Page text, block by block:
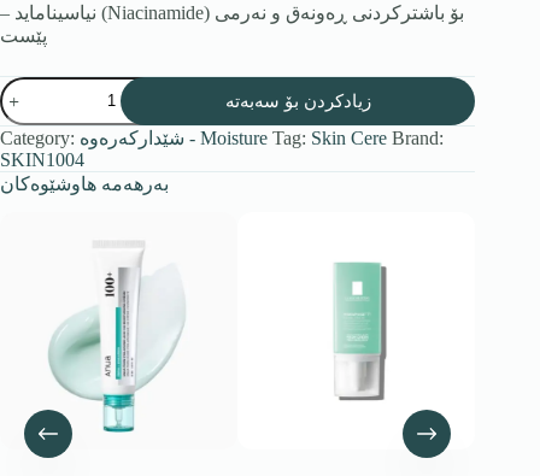
– نیاسیناماید (Niacinamide) بۆ باشترکردنی ڕەونەق و نەرمی
پێست
زیادکردن بۆ سەبەتە
Category: شێدارکەرەوە - Moisture Tag: Skin Cere Brand:
SKIN1004
بەرهەمە هاوشێوەکان